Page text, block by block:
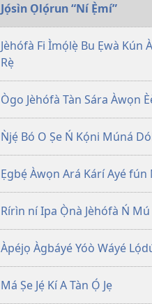
—
Ẹ̀DÀ
TÓ
FÚN
ÌKẸ́KỌ̀Ọ́
July 1,
2002
Jọ́sìn Ọlọ́run “Ní Ẹ̀mí”
Jèhófà Fi Ìmọ́lẹ̀ Bu Ẹwà Kún
Rẹ̀
Ògo Jèhófà Tàn Sára Àwọn
Ǹjẹ́ Bó O Ṣe Ń Kọ́ni Múná
Ẹgbẹ́ Àwọn Ará Kárí Ayé fún
Rírìn ní Ipa Ọ̀nà Jèhófà Ń Mú
Àpéjọ Àgbáyé Yóò Wáyé
Má Ṣe Jẹ́ Kí A Tàn Ọ́ Jẹ